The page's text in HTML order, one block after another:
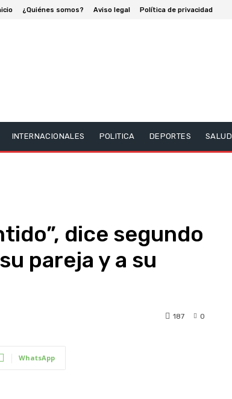
¿Quiénes somos? Aviso legal Política de privacidad
INTERNACIONALES POLITICA DEPORTES SALUD
dice segundo
pareja y a su
0
187
WhatsApp